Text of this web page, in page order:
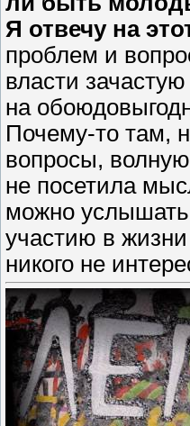
Я отвечу на
проблем и
власти
на
Почему-то там,
вопросы,
не посетила
можно
участию в
никого не